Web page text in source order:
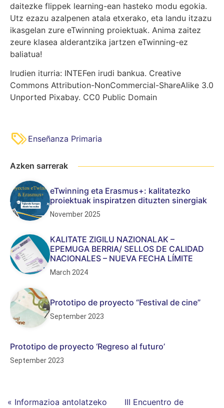
daitezke flippek learning-ean hasteko modu egokia.
Utz ezazu azalpenen atala etxerako, eta landu itzazu
ikasgelan zure eTwinning proiektuak. Anima zaitez
zeure klasea alderantzika jartzen eTwinning-ez
baliatua!
Irudien iturria: INTEFen irudi bankua. Creative
Commons Attribution-NonCommercial-ShareAlike 3.0
Unported Pixabay. CC0 Public Domain
Enseñanza Primaria
Azken sarrerak
eTwinning eta Erasmus+: kalitatezko
proiektuak inspiratzen dituzten sinergiak
November 2025
KALITATE ZIGILU NAZIONALAK –
EPEMUGA BERRIA/ SELLOS DE CALIDAD
NACIONALES – NUEVA FECHA LÍMITE
March 2024
Prototipo de proyecto “Festival de cine”
September 2023
Prototipo de proyecto ‘Regreso al futuro’
September 2023
« Informazioa antolatzeko
III Encuentro de